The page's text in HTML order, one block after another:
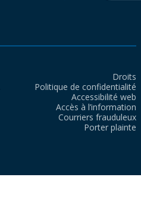
Droits
Politique de confidentialité
Accessibilité web
Accès à l’information
Courriers frauduleux
Porter plainte